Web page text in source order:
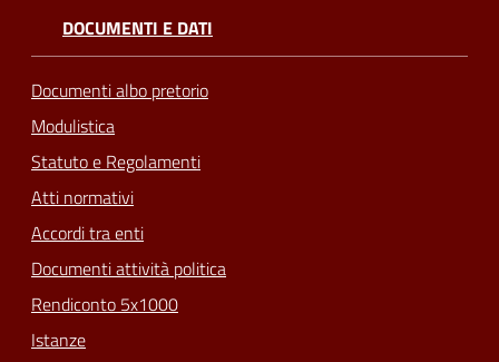
DOCUMENTI E DATI
Documenti albo pretorio
Modulistica
Statuto e Regolamenti
Atti normativi
Accordi tra enti
Documenti attività politica
Rendiconto 5x1000
Istanze